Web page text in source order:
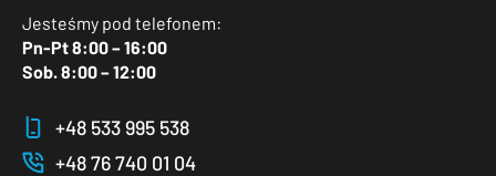
Jesteśmy pod telefonem:
Pn-Pt 8:00 – 16:00
Sob. 8:00 – 12:00
+48 533 995 538
+48 76 740 01 04